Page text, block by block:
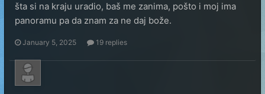
šta si na kraju uradio, baš me zanima, pošto i moj ima
panoramu pa da znam za ne daj bože.
January 5, 2025 19 replies